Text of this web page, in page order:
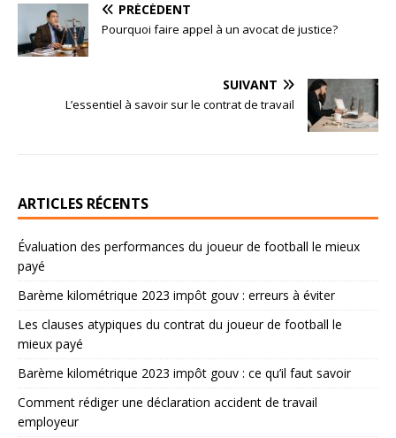
PRÉCÉDENT
Pourquoi faire appel à un avocat de justice?
SUIVANT
L’essentiel à savoir sur le contrat de travail
ARTICLES RÉCENTS
Évaluation des performances du joueur de football le mieux
payé
Barème kilométrique 2023 impôt gouv : erreurs à éviter
Les clauses atypiques du contrat du joueur de football le
mieux payé
Barème kilométrique 2023 impôt gouv : ce qu’il faut savoir
Comment rédiger une déclaration accident de travail
employeur